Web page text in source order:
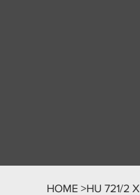
HOME >HU 721/2 X